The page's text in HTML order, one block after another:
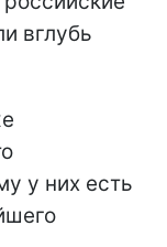
вглубь
у них есть